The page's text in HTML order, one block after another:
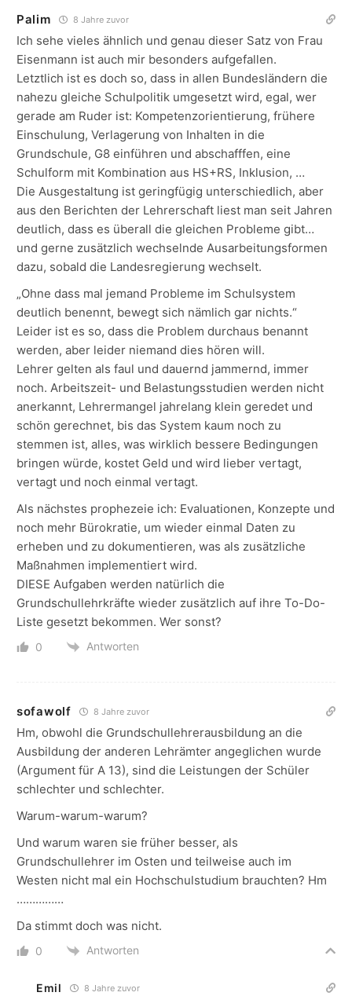
Palim 8 Jahre zuvor
Ich sehe vieles ähnlich und genau dieser Satz von Frau
Eisenmann ist auch mir besonders aufgefallen.
Letztlich ist es doch so, dass in allen Bundesländern die
nahezu gleiche Schulpolitik umgesetzt wird, egal, wer
gerade am Ruder ist: Kompetenzorientierung, frühere
Einschulung, Verlagerung von Inhalten in die
Grundschule, G8 einführen und abschafffen, eine
Schulform mit Kombination aus HS+RS, Inklusion, …
Die Ausgestaltung ist geringfügig unterschiedlich, aber
aus den Berichten der Lehrerschaft liest man seit Jahren
deutlich, dass es überall die gleichen Probleme gibt…
und gerne zusätzlich wechselnde Ausarbeitungsformen
dazu, sobald die Landesregierung wechselt.
„Ohne dass mal jemand Probleme im Schulsystem
deutlich benennt, bewegt sich nämlich gar nichts.“
Leider ist es so, dass die Problem durchaus benannt
werden, aber leider niemand dies hören will.
Lehrer gelten als faul und dauernd jammernd, immer
noch. Arbeitszeit- und Belastungsstudien werden nicht
anerkannt, Lehrermangel jahrelang klein geredet und
schön gerechnet, bis das System kaum noch zu
stemmen ist, alles, was wirklich bessere Bedingungen
bringen würde, kostet Geld und wird lieber vertagt,
vertagt und noch einmal vertagt.
Als nächstes prophezeie ich: Evaluationen, Konzepte und
noch mehr Bürokratie, um wieder einmal Daten zu
erheben und zu dokumentieren, was als zusätzliche
Maßnahmen implementiert wird.
DIESE Aufgaben werden natürlich die
Grundschullehrkräfte wieder zusätzlich auf ihre To-Do-
Liste gesetzt bekommen. Wer sonst?
0 Antworten
sofawolf 8 Jahre zuvor
Hm, obwohl die Grundschullehrerausbildung an die
Ausbildung der anderen Lehrämter angeglichen wurde
(Argument für A 13), sind die Leistungen der Schüler
schlechter und schlechter.
Warum-warum-warum?
Und warum waren sie früher besser, als
Grundschullehrer im Osten und teilweise auch im
Westen nicht mal ein Hochschulstudium brauchten? Hm
……………
Da stimmt doch was nicht.
0 Antworten
Emil 8 Jahre zuvor